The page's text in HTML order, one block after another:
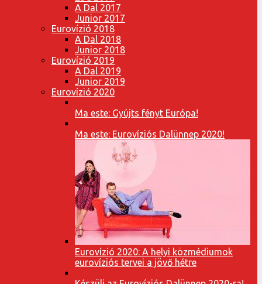
A Dal 2017
Junior 2017
Eurovízió 2018
A Dal 2018
Junior 2018
Eurovízió 2019
A Dal 2019
Junior 2019
Eurovízió 2020
Ma este: Gyújts fényt Európa!
Ma este: Eurovíziós Dalünnep 2020!
Eurovízió 2020: A helyi közmédiumok
eurovíziós tervei a jövő hétre